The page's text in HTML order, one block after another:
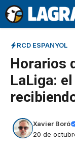
Saltar
al
contenido
RCD ESPANYOL
Horarios
LaLiga:
Xavier Boró
20 de